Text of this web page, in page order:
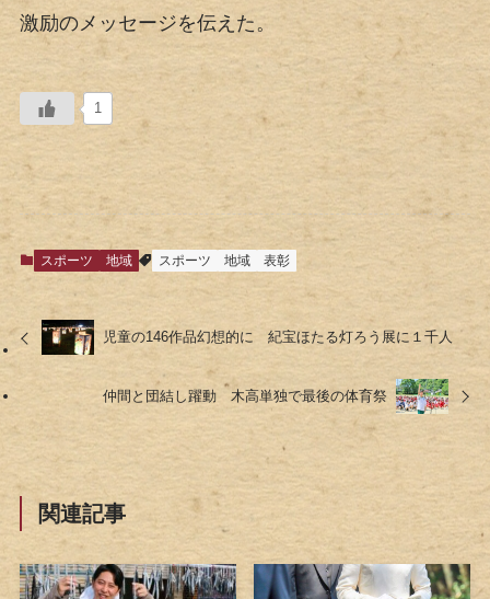
激励のメッセージを伝えた。
1
スポーツ 地域 スポーツ 地域 表彰
児童の146作品幻想的に 紀宝ほたる灯ろう展に１千人
仲間と団結し躍動 木高単独で最後の体育祭
関連記事